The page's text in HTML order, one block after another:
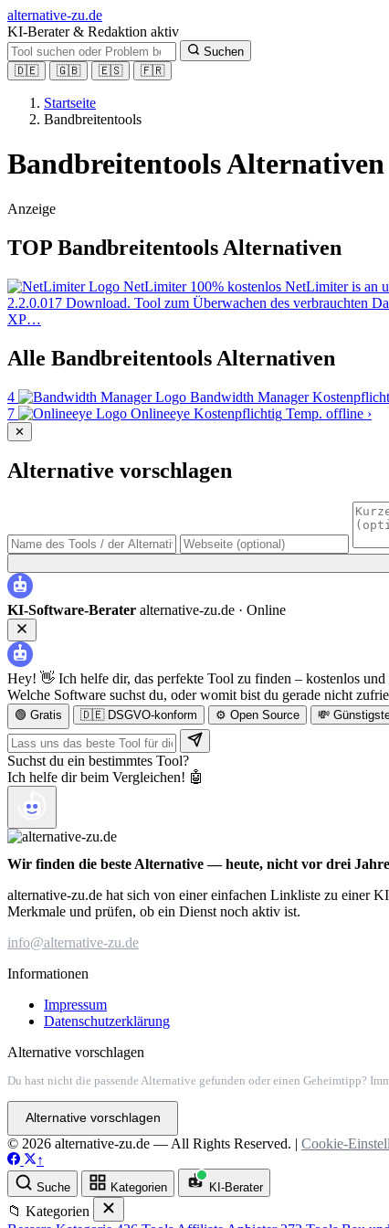
alternative-zu.de
KI-Berater & Redaktion aktiv
Suchen
🇩🇪
🇬🇧 🇪🇸 🇫🇷
Startseite
Bandbreitentools
Bandbreitentools Alternativen
Anzeige
TOP Bandbreitentools Alternativen
NetLimiter 100% kostenlos NetLimiter is an
2.2.0.017 Download. Tool zum Überwachen des verbrauchten
XP…
Alle Bandbreitentools Alternativen
4 Bandwidth Manager
7
Onlineeye Kostenpflichtig Temp. offline ›
✕
Alternative vorschlagen
KI-Software-Berater alternative-zu.de · Online
Hey! 👋 Ich helfe dir, das perfekte Tool zu finden – kostenlos und
Welche Software suchst du, oder womit bist du gerade nicht
🟢 Gratis 🇩🇪 DSGVO-konform ⚙️ Open Source 💸
Suchst du ein bestimmtes Tool?
Ich helfe dir beim Vergleichen! 🤖
Wir finden die beste Alternative — heute, nicht vor drei
alternative-zu.de hat sich von einer einfachen Linkliste zu einer
Merkmale und prüfen, ob ein Dienst noch aktiv ist.
info@alternative-zu.de
Informationen
Impressum
Datenschutzerklärung
Alternative vorschlagen
Du hast nicht die passende Alternative gefunden oder einen Geheimtipp?
Alternative vorschlagen
© 2026 alternative-zu.de — All Rights Reserved. | Cookie-
↑
Suche Kategorien KI-Berater
📁 Kategorien